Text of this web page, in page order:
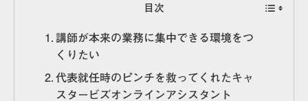
目次
講師が本来の業務に集中できる環境をつ
くりたい
代表就任時のピンチを救ってくれたキャ
スタービズオンラインアシスタント